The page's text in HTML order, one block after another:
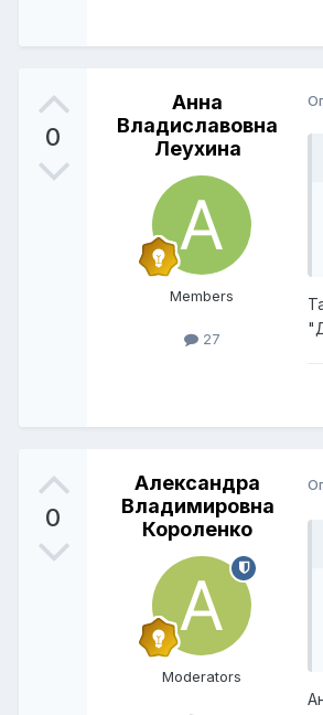
0
Анна
Владиславовна
Леухина
Members
27
0
Александра
Владимировна
Короленко
Moderators